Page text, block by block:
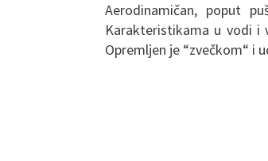
Aerodinamičan, poput
Karakteristikama u vodi i
Opremljen je “zvečkom“ i